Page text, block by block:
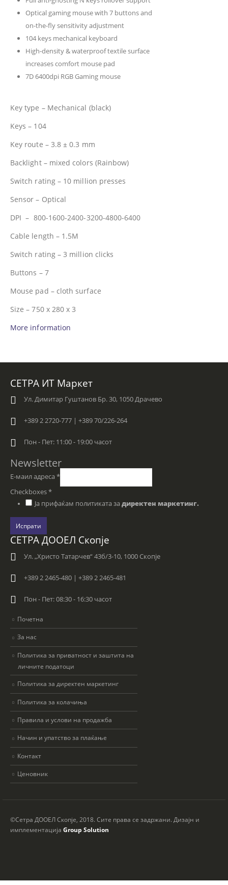
Optical gaming mouse with 7 buttons and
on-the-fly sensitivity adjustment
104 keys mechanical keyboard
High-density & waterproof textile surface
increases comfort mouse pad
7D 6400dpi RGB Gaming mouse
Key type – Mechanical (black)
Keys – 104
Key route – 3.8 ± 0.3 mm
Backlight – mixed colors (Rainbow)
Switch rating – 10 million presses
Sensor – Optical
DPI – 800-1600-2400-3200-4800-6400
Cable length – 1.5M
Switch rating – 3 million clicks
Buttons – 7
Mouse pad – cloth surface
Size – 750 x 280 x 3
More information
СЕТРА ИТ Маркет
Ул. Димитар Гуштанов Бр. 30, 1050 Драчево
+389 2 2720-777 | +389 70/226-264
Пон - Пет: 11:00 - 19:00 часот
Newsletter
Е-маил адреса *
Checkboxes*
Ја прифаќам политиката за директен маркетинг.
Испрати
СЕТРА ДООЕЛ Скопје
Ул. „Христо Татарчев“ 43б/3-10, 1000 Скопје
+389 2 2465-480 | +389 2 2465-481
Пон - Пет: 08:30 - 16:30 часот
Почетна
За нас
Политика за приватност и заштита на
личните податоци
Политика за директен маркетинг
Политика за колачиња
Правила и услови на продажба
Начин и упатство за плаќање
Контакт
Ценовник
©Сетра ДООЕЛ Скопје, 2018. Сите права се задржани. Дизајн и
имплементација Group Solution